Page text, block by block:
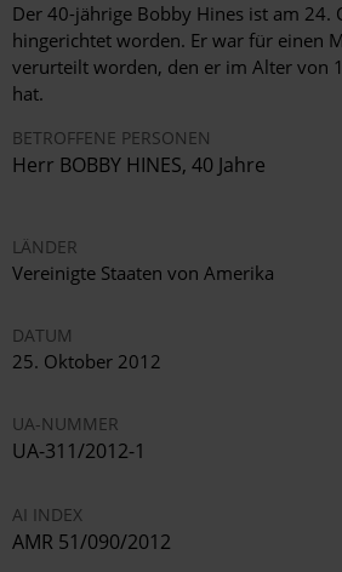
Der 40-jährige Bobby Hines ist am 24.
hingerichtet worden. Er war für einen
verurteilt worden, den er im Alter von
hat.
BETROFFENE PERSONEN
Herr BOBBY HINES, 40 Jahre
LÄNDER
Vereinigte Staaten von Amerika
DATUM
25. Oktober 2012
UA-NUMMER
UA-311/2012-1
AI INDEX
AMR 51/090/2012